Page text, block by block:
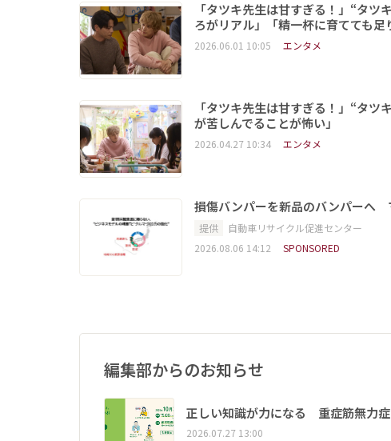
「タツキ先生は甘すぎる！」“タ
ろがリアル」「精一杯に育てても足
2026.06.01 10:05 エンタメ
「タツキ先生は甘すぎる！」“タ
が苦しんでることが怖い」
2026.04.27 10:34 エンタメ
損傷バンパーを新品のバンパーへ
提供
自動車リサイクル促進センター
2026.08.06 14:12
SPONSORED
編集部からのお知らせ
正しい知識が力になる 重症筋無力
2026.07.27 13:00